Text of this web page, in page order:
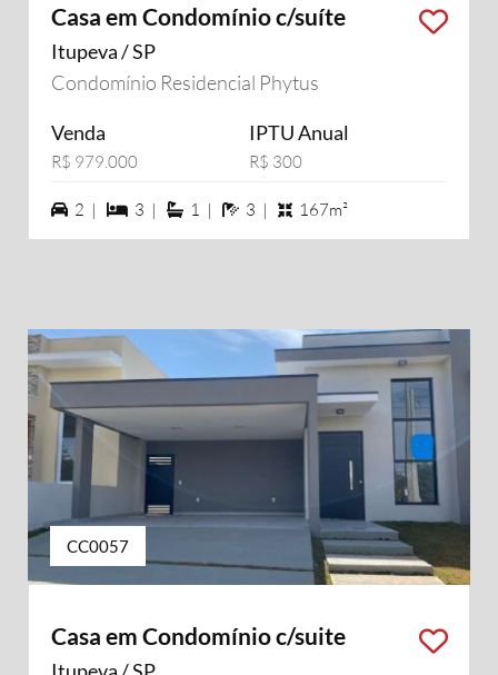
Casa em Condomínio c/suíte
Itupeva / SP
Condomínio Residencial Phytus
Venda
R$ 979.000
IPTU Anual
R$ 300
2 vagas na garagem
2 | 3 dormiórios
3 | 1 suítes
1 | 3 banheiros
3 | 167m²
CC0057
Casa em Condomínio c/suite